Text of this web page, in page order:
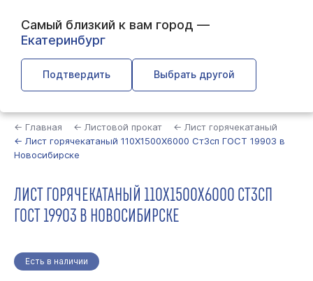
Самый близкий к вам город —
Екатеринбург
Подтвердить Выбрать другой
← Главная ← Листовой прокат
← Лист горячекатаный
← Лист горячекатаный 110Х1500Х6000 Ст3сп ГОСТ 19903 в
Новосибирске
ЛИСТ ГОРЯЧЕКАТАНЫЙ 110Х1500Х6000 СТ3СП
ГОСТ 19903 В НОВОСИБИРСКЕ
Есть в наличии